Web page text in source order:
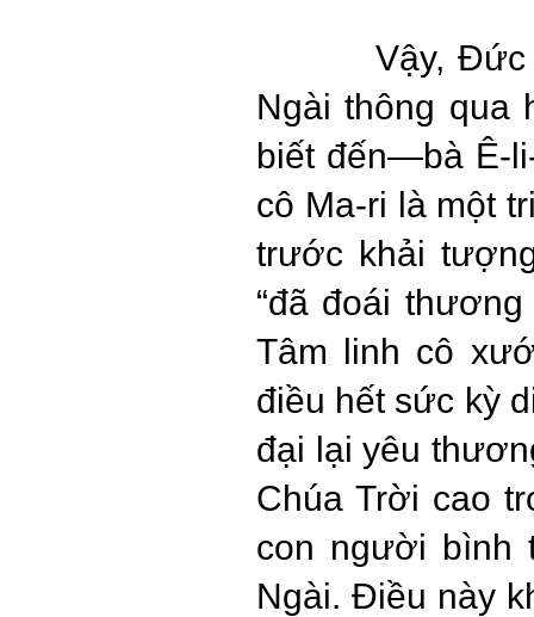
Vậy,
Ngài thông qua
biết đến—bà Ê-
cô Ma-ri là một
trước khải
“đã đoái
Tâm linh cô
điều hết sức kỳ
đại lại yêu
Chúa Trời cao
con người bình
Ngài. Điều này